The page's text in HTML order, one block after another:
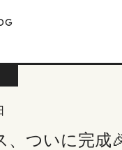
、ついに完成